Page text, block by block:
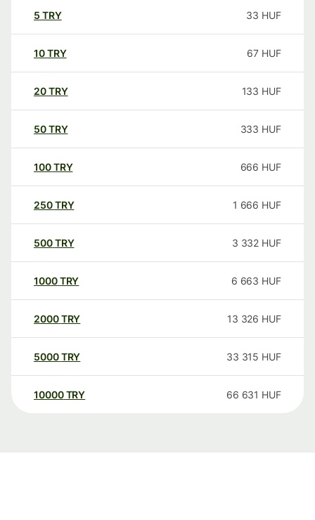
5 TRY 33 HUF
10TRY 67 HUF
20TRY 133 HUF
50TRY 333 HUF
100TRY 666 HUF
250TRY 1 666 HUF
500TRY 3 332 HUF
1000TRY 6 663 HUF
2000TRY 13 326 HUF
5000TRY 33 315 HUF
10000 TRY 66 631 HUF